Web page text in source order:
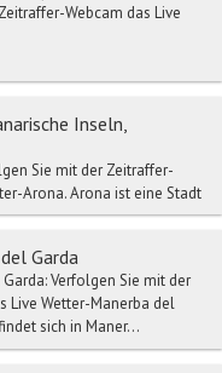
Webcam das Live
Inseln,
Sie mit der Zeitraffer-
Arona. Arona ist eine Stadt
ca. 65.000...
Garda
Verfolgen Sie mit der
Live Wetter-Manerba del
sich in Maner...